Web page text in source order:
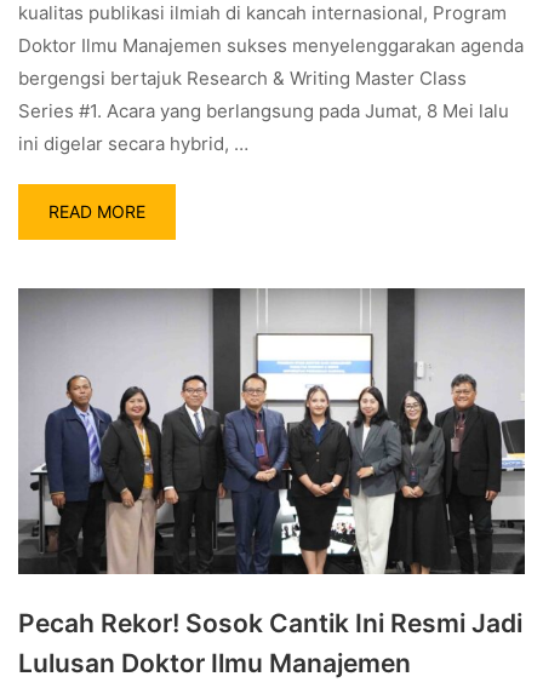
kualitas publikasi ilmiah di kancah internasional, Program
Doktor Ilmu Manajemen sukses menyelenggarakan agenda
bergengsi bertajuk Research & Writing Master Class
Series #1. Acara yang berlangsung pada Jumat, 8 Mei lalu
ini digelar secara hybrid, …
READ MORE
Pecah Rekor! Sosok Cantik Ini Resmi Jadi
Lulusan Doktor Ilmu Manajemen